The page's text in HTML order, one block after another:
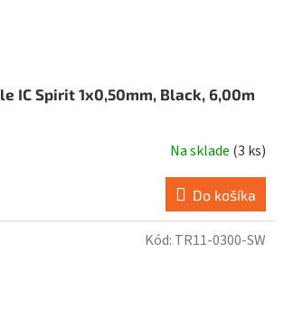
IC Spirit 1x0,50mm, Black, 6,00m
Na sklade (3 ks)
Do košíka
Kód: TR11-0300-SW